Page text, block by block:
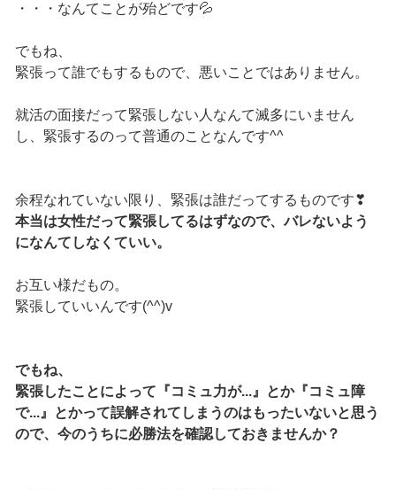
・・・なんてことが殆どです💦
でもね、
緊張って誰でもするもので、悪いことではありません。
就活の面接だって緊張しない人なんて滅多にいません
し、緊張するのって普通のことなんです^^
余程なれていない限り、緊張は誰だってするものです❣
本当は女性だって緊張してるはずなので、バレないよう
になんてしなくていい。
お互い様だもの。
緊張していいんです(^^)v
でもね、
緊張したことによって『コミュ力が...』とか『コミュ障
で...』とかって誤解されてしまうのはもったいないと思う
ので、今のうちに必勝法を確認しておきませんか？